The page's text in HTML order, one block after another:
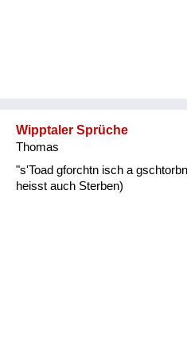
Wipptaler Sprüche
Thomas
"s'Toad gforchtn isch a
heisst auch Sterben)